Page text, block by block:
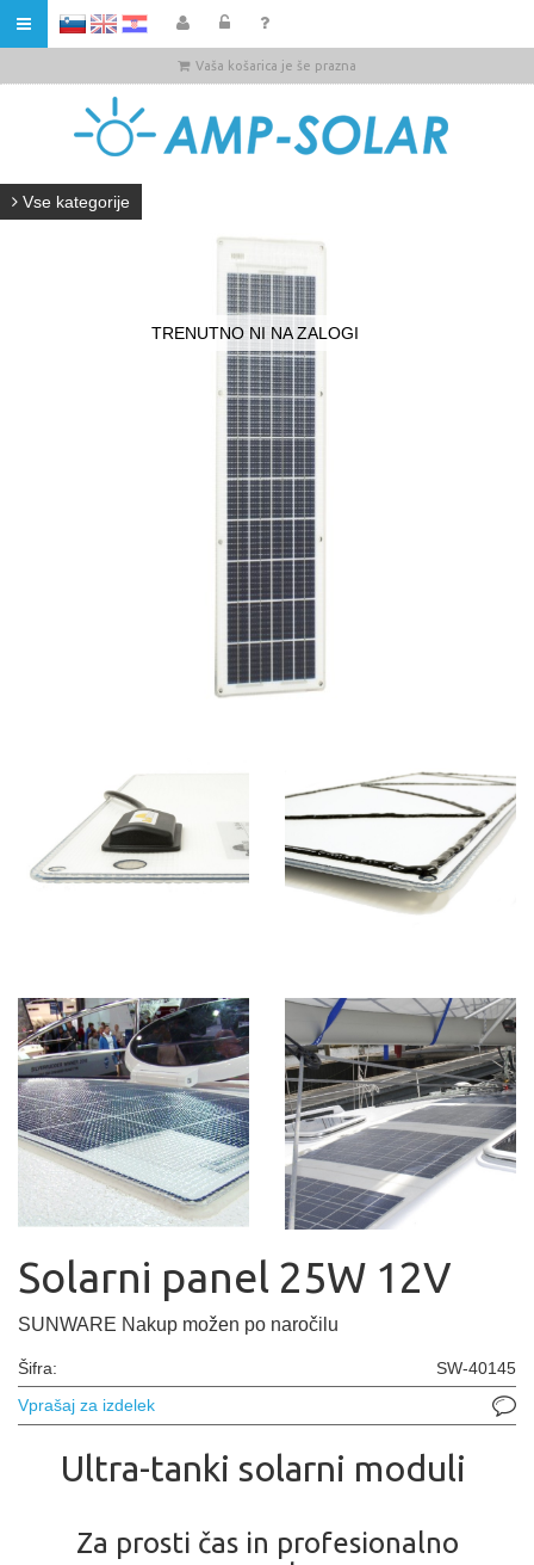
HR
Vaša košarica je še prazna
Vse kategorije
TRENUTNO NI NA ZALOGI
Solarni panel 25W 12V
SUNWARE Nakup možen po naročilu
Šifra:
SW-40145
Vprašaj za izdelek
Ultra-tanki solarni moduli
Za prosti čas in profesionalno